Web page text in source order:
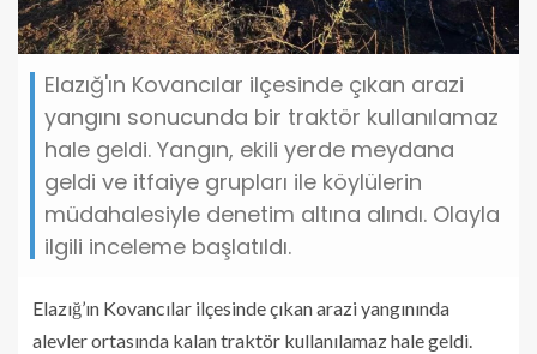
Elazığ'ın Kovancılar ilçesinde çıkan arazi
yangını sonucunda bir traktör kullanılamaz
hale geldi. Yangın, ekili yerde meydana
geldi ve itfaiye grupları ile köylülerin
müdahalesiyle denetim altına alındı. Olayla
ilgili inceleme başlatıldı.
Elazığ’ın Kovancılar ilçesinde çıkan arazi yangınında
alevler ortasında kalan traktör kullanılamaz hale geldi.